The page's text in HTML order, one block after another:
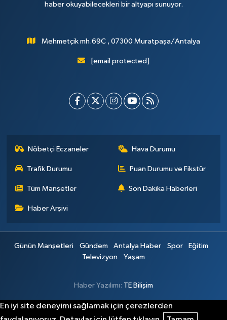
haber okuyabilecekleri bir altyapı sunuyor.
Mehmetçik mh.69C , 07300 Muratpaşa/Antalya
[email protected]
Nöbetçi Eczaneler Hava Durumu
Trafik Durumu Puan Durumu ve Fikstür
Tüm Manşetler Son Dakika Haberleri
Haber Arşivi
Günün Manşetleri Gündem Antalya Haber Spor
Eğitim
Televizyon
Yaşam
Haber Yazılımı: TE Bilişim
En iyi site deneyimi sağlamak için çerezlerden